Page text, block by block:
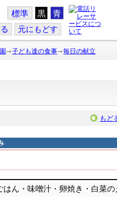
標準 黒 青
元にもどす
子ども達の食事 毎日の献立
もど
はん・味噌汁・卵焼き・白菜